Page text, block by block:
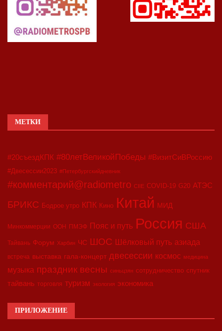
МЕТКИ
#20съездКПК #80летВеликойПобеды #ВизитСиВРоссию
#Двесессии2023 #Петербургскийдневник
#комментарий@radiometro CIIE COVID-19 G20 АТЭС
БРИКС Бодрое утро КПК Кино Китай МИД
Минкоммерции ООН ПМЭФ Пояс и путь Россия США
Тайвань Форум Харбин ЧС ШОС Шёлковый путь азиада
встреча выставка гала-концерт двесессии космос медицина
музыка праздник весны синьцзян сотрудничество спутник
тайвань торговля туризм экология экономика
ПРИЛОЖЕНИЕ